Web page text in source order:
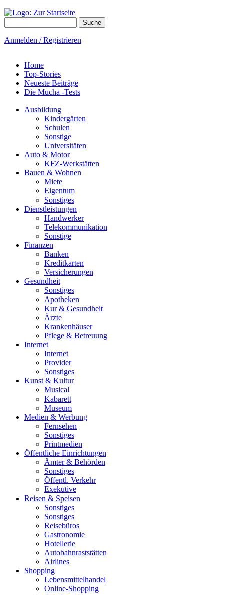
Anmelden / Registrieren
Home
Top-Stories
Neueste Beiträge
Die Mucha -Tests
Ausbildung
Kindergärten
Schulen
Sonstige
Universitäten
Auto & Motor
KFZ-Werkstätten
Bauen & Wohnen
Miete
Eigentum
Sonstiges
Dienstleistungen
Handwerker
Telekommunikation
Sonstige
Finanzen
Banken
Kreditkarten
Versicherungen
Gesundheit
Sonstiges
Apotheken
Kur & Gesundheit
Ärzte
Krankenhäuser
Pflege & Betreuung
Internet
Internet
Provider
Sonstiges
Kunst & Kultur
Musical
Kabarett
Museum
Medien & Werbung
Fernsehen
Sonstiges
Printmedien
Öffentliche Einrichtungen
Ämter & Behörden
Sonstiges
Öffentl. Verkehr
Exekutive
Reisen & Speisen
Sonstiges
Sonstiges
Reisebüros
Gastronomie
Hotellerie
Autobahnraststätten
Airlines
Shopping
Lebensmittelhandel
Online-Shopping